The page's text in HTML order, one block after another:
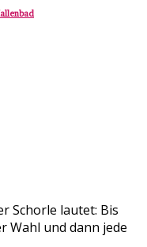
Schorle lautet: Bis
Wahl und dann jede